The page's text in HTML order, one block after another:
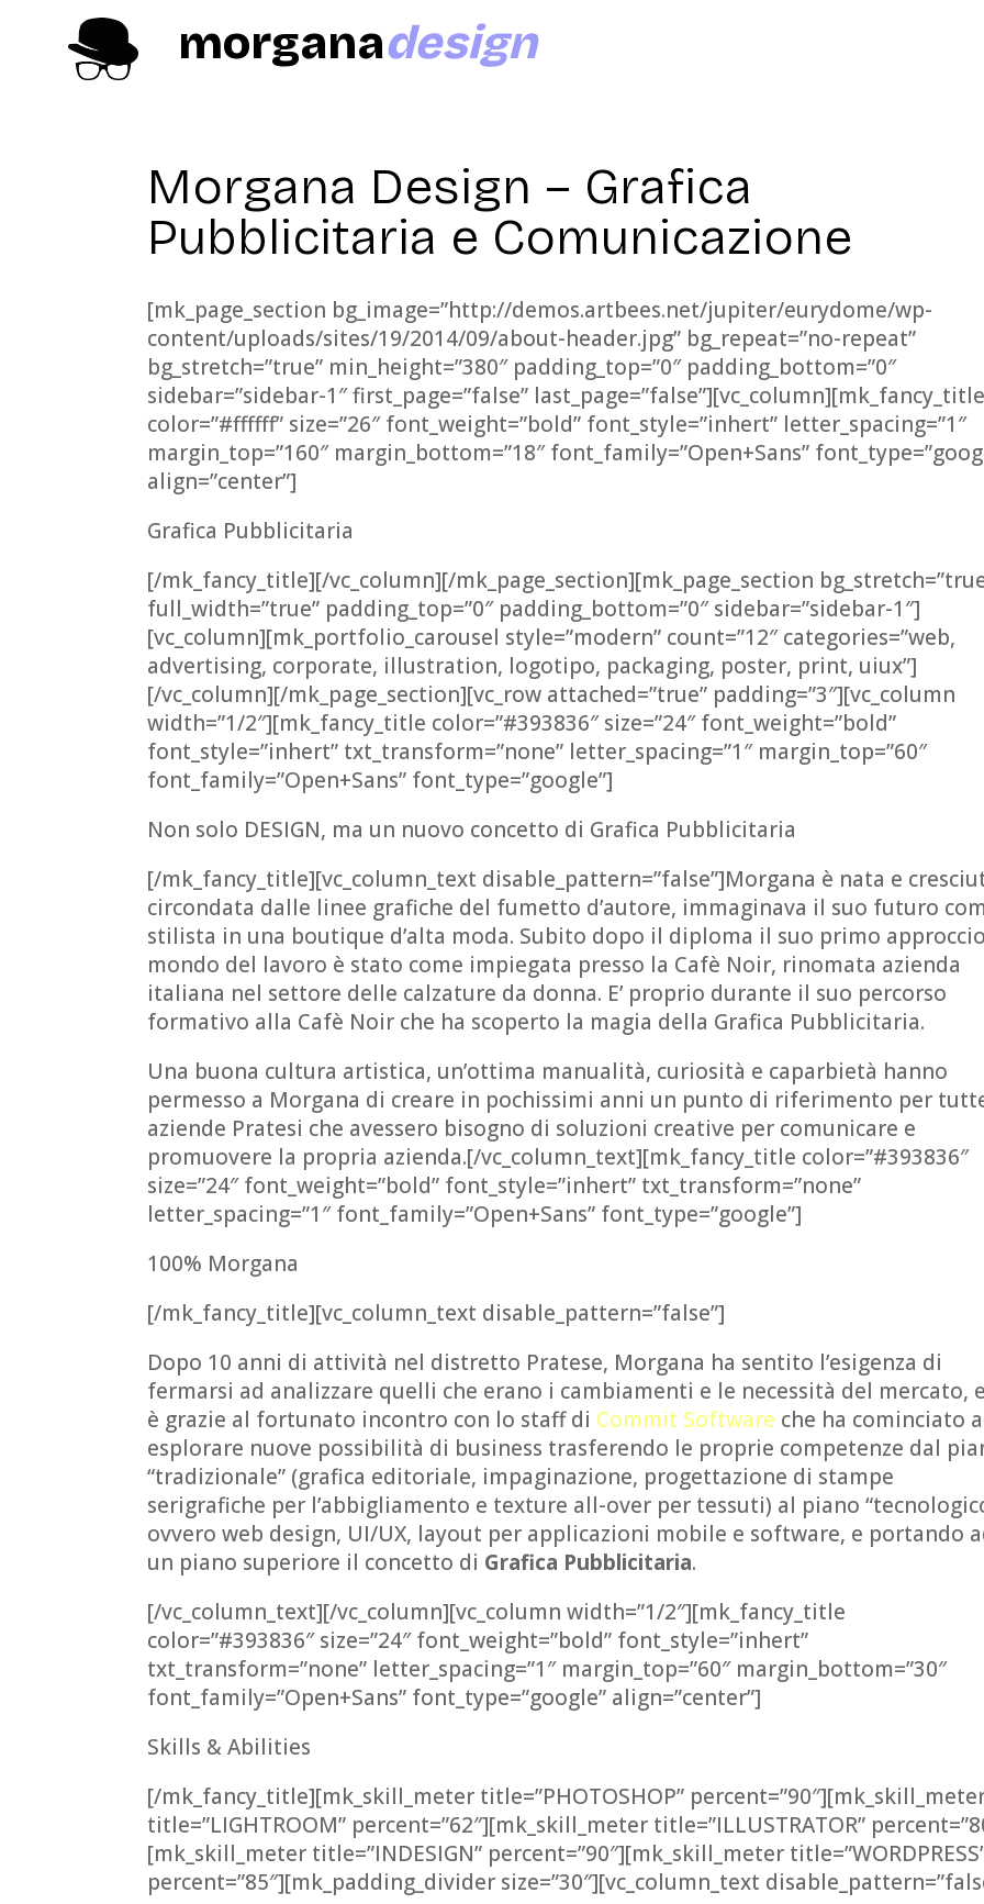
morganadesign
Morgana Design – Grafica
Pubblicitaria e Comunicazione
[mk_page_section bg_image=”http://demos.artbees.net/jupiter/eurydome/wp-
content/uploads/sites/19/2014/09/about-header.jpg” bg_repeat=”no-repeat”
bg_stretch=”true” min_height=”380″ padding_top=”0″ padding_bottom=”0″
sidebar=”sidebar-1″ first_page=”false” last_page=”false”][vc_column][mk_fancy_title
color=”#ffffff” size=”26″ font_weight=”bold” font_style=”inhert” letter_spacing=”1″
margin_top=”160″ margin_bottom=”18″ font_family=”Open+Sans”
align=”center”]
Grafica Pubblicitaria
[/mk_fancy_title][/vc_column][/mk_page_section][mk_page_section
full_width=”true” padding_top=”0″ padding_bottom=”0″ sidebar=”sidebar-1″]
[vc_column][mk_portfolio_carousel style=”modern” count=”12″ categories=”web,
advertising, corporate, illustration, logotipo, packaging, poster, print, uiux”]
[/vc_column][/mk_page_section][vc_row attached=”true” padding=”3″][vc_column
width=”1/2″][mk_fancy_title color=”#393836″ size=”24″ font_weight=”bold”
font_style=”inhert” txt_transform=”none” letter_spacing=”1″ margin_top=”60″
font_family=”Open+Sans” font_type=”google”]
Non solo DESIGN, ma un nuovo concetto di Grafica Pubblicitaria
[/mk_fancy_title][vc_column_text disable_pattern=”false”]Morgana è nata e
circondata dalle linee grafiche del fumetto d’autore, immaginava il suo futuro
stilista in una boutique d’alta moda. Subito dopo il diploma il suo primo
mondo del lavoro è stato come impiegata presso la Cafè Noir, rinomata azienda
italiana nel settore delle calzature da donna. E’ proprio durante il suo percorso
formativo alla Cafè Noir che ha scoperto la magia della Grafica Pubblicitaria.
Una buona cultura artistica, un’ottima manualità, curiosità e caparbietà hanno
permesso a Morgana di creare in pochissimi anni un punto di riferimento per
aziende Pratesi che avessero bisogno di soluzioni creative per comunicare e
promuovere la propria azienda.[/vc_column_text][mk_fancy_title color=”#393836″
size=”24″ font_weight=”bold” font_style=”inhert” txt_transform=”none”
letter_spacing=”1″ font_family=”Open+Sans” font_type=”google”]
100% Morgana
[/mk_fancy_title][vc_column_text disable_pattern=”false”]
Dopo 10 anni di attività nel distretto Pratese, Morgana ha sentito l’esigenza di
fermarsi ad analizzare quelli che erano i cambiamenti e le necessità del mercato,
è grazie al fortunato incontro con lo staff di Commit Software che ha cominciato
esplorare nuove possibilità di business trasferendo le proprie competenze dal
“tradizionale” (grafica editoriale, impaginazione, progettazione di stampe
serigrafiche per l’abbigliamento e texture all-over per tessuti) al piano
ovvero web design, UI/UX, layout per applicazioni mobile e software, e portando
un piano superiore il concetto di Grafica Pubblicitaria.
[/vc_column_text][/vc_column][vc_column width=”1/2″][mk_fancy_title
color=”#393836″ size=”24″ font_weight=”bold” font_style=”inhert”
txt_transform=”none” letter_spacing=”1″ margin_top=”60″ margin_bottom=”30″
font_family=”Open+Sans” font_type=”google” align=”center”]
Skills & Abilities
[/mk_fancy_title][mk_skill_meter title=”PHOTOSHOP”
title=”LIGHTROOM” percent=”62″][mk_skill_meter title=”ILLUSTRATOR”
[mk_skill_meter title=”INDESIGN” percent=”90″][mk_skill_meter
percent=”85″][mk_padding_divider size=”30″][vc_column_text